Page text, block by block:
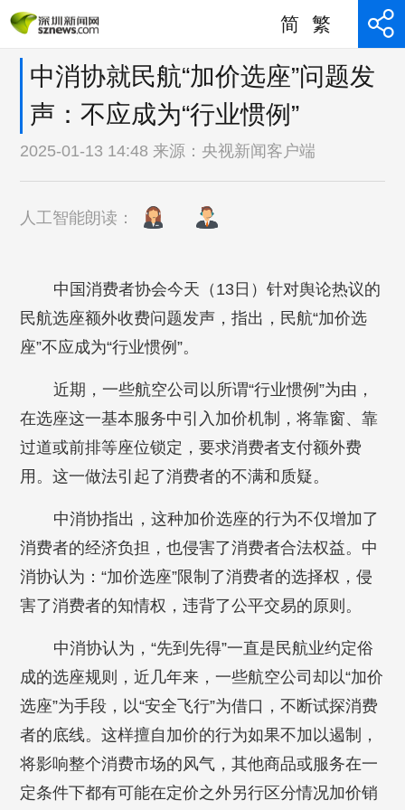
简 繁
中消协就民航“加价选座”问题发
声：不应成为“行业惯例”
2025-01-13 14:48 来源： 央视新闻客户端
人工智能朗读：
中国消费者协会今天（13日）针对舆论热议的
民航选座额外收费问题发声，指出，民航“加价选
座”不应成为“行业惯例”。
近期，一些航空公司以所谓“行业惯例”为由，
在选座这一基本服务中引入加价机制，将靠窗、靠
过道或前排等座位锁定，要求消费者支付额外费
用。这一做法引起了消费者的不满和质疑。
中消协指出，这种加价选座的行为不仅增加了
消费者的经济负担，也侵害了消费者合法权益。中
消协认为：“加价选座”限制了消费者的选择权，侵
害了消费者的知情权，违背了公平交易的原则。
中消协认为，“先到先得”一直是民航业约定俗
成的选座规则，近几年来，一些航空公司却以“加价
选座”为手段，以“安全飞行”为借口，不断试探消费
者的底线。这样擅自加价的行为如果不加以遏制，
将影响整个消费市场的风气，其他商品或服务在一
定条件下都有可能在定价之外另行区分情况加价销